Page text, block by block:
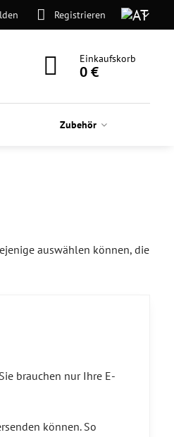
Registrieren
Einkaufskorb
0 €
Zubehör
auswählen können, die
brauchen nur Ihre E-
können. So